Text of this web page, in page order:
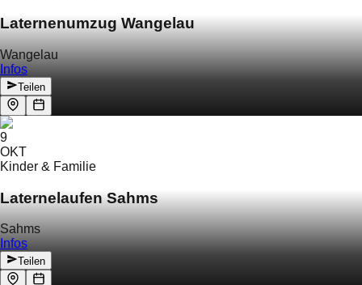
Laternenumzug Wangelau
Wangelau
Infos
Teilen
9
OKT
Kinder & Familie
Laternelaufen Sahms
Sahms
Infos
Teilen